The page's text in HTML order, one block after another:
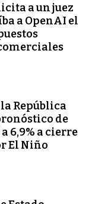
a un juez
a OpenAI el
República
de
6,9% a cierre
El Niño